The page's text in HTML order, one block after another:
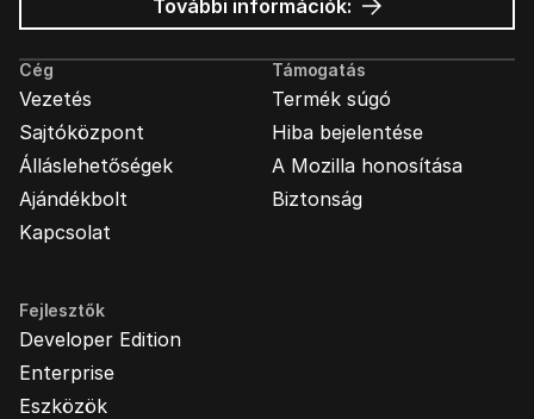
További információk: Mozilla
hirdetések
Cég
Vezetés
Sajtóközpont
Álláslehetőségek
Ajándékbolt
Kapcsolat
Támogatás
Termék súgó
Hiba bejelentése
A Mozilla honosítása
Biztonság
Fejlesztők
Developer Edition
Enterprise
Eszközök